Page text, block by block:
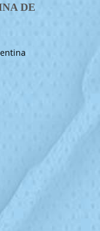
DE